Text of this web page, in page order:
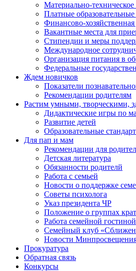
Материально-
Платные образовательные
Финансово-хозяйственная
Вакантные места для
Стипендии и меры
Международное
Организация питания в
Федеральные
Ждем новичков
Показатели
Рекомендации родителям
Растим умными, творческими,
Дидактические игры по
Развитие детей
Образовательные
Для пап и мам
Рекомендации для
Детская литература
Обязанности родителй
Работа с семьей
Новости о поддержке
Советы психолога
Указ президента ЧР
Положение о группах
Работа семейной гостиной
Семейный клуб
Новости
Прокуратура
Обратная связь
Конкурсы